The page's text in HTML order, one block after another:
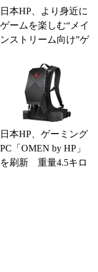
日本HP、より身近に
ゲームを楽しむ“メイ
ンストリーム向け”ゲ
lion G...
日本HP、ゲーミング
PC「OMEN by HP」
を刷新 重量4.5キロ